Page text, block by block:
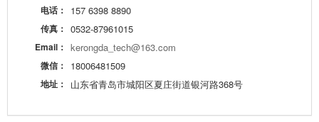
电话： 157 6398 8890
传真： 0532-87961015
Email： kerongda_tech@163.com
微信： 18006481509
地址： 山东省青岛市城阳区夏庄街道银河路368号